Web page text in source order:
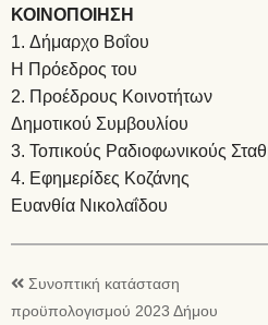
ΚΟΙΝΟΠΟΙΗΣΗ
Η Πρόεδρος του
Προέδρους
Δημοτικού Συμβουλίου
Τοπικούς Ραδιοφωνικούς
Ευανθία Νικολαΐδου
Συνοπτική κατάσταση
προϋπολογισμού 2023 Δήμου